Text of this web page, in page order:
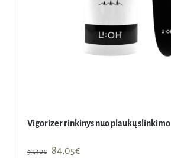
Vigorizer rinkinys nuo plaukų slinkimo
93,40€
Original
84,05€